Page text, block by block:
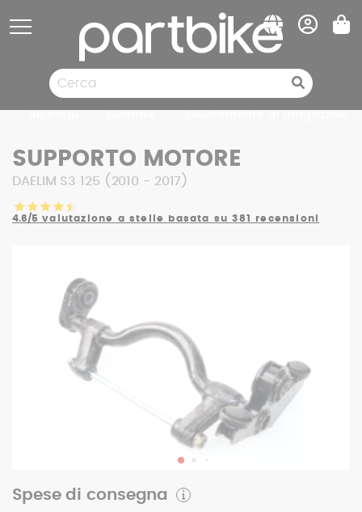
SUPPORTO MOTORE
DAELIM S3 125 (2010 - 2017)
4.6/5 valutazione a stelle basata su 381 recensioni
Spese di consegna